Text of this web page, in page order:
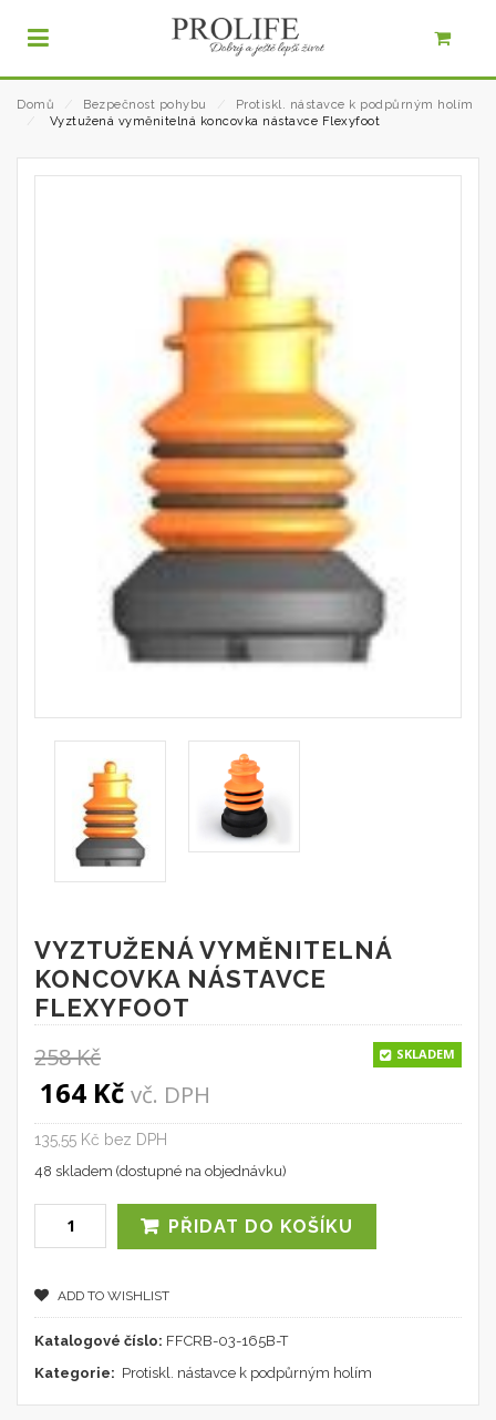
Domů Bezpečnost pohybu
Protiskl. nástavce k podpůrným holím
Vyztužená vyměnitelná koncovka nástavce Flexyfoot
VYZTUŽENÁ VYMĚNITELNÁ
KONCOVKA NÁSTAVCE
FLEXYFOOT
258Kč
Original price was: 258 Kč.
164 KčCurrent price is: 164 Kč.
vč. DPH
SKLADEM
135,55 Kč bez DPH
48 skladem (dostupné na objednávku)
PŘIDAT DO KOŠÍKU
ADD TO WISHLIST
Katalogové číslo: FFCRB-03-165B-T
Kategorie: Protiskl. nástavce k podpůrným holím